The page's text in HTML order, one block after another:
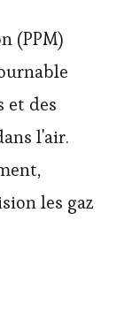
(PPM)
et des
l'air.
les gaz